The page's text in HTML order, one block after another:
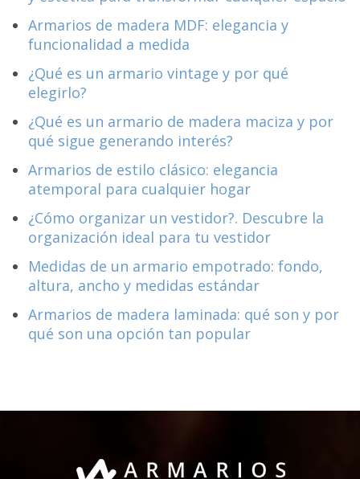
Armarios de madera MDF: elegancia y
funcionalidad a medida
¿Qué es un armario vintage y por qué
elegirlo?
¿Qué es un armario de madera maciza y por
qué sigue generando interés?
Armarios de estilo clásico: elegancia
atemporal para cualquier hogar
¿Cómo organizar un vestidor?. Descubre la
organización ideal para tu vestidor
Medidas de un armario empotrado: fondo,
altura, ancho y medidas estándar
Armarios de madera laminada: qué son y por
qué son una opción tan popular